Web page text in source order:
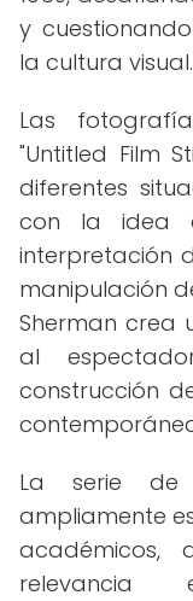
y
la cultura visual.
Las
"Untitled Film
diferentes
con la idea
interpretación
manipulación
Sherman crea
al
construcción
La serie de
ampliamente
académicos,